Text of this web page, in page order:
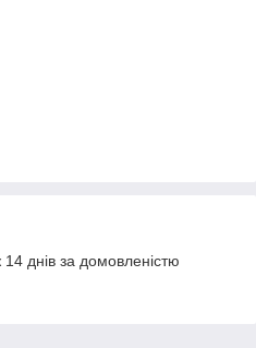
днів за домовленістю